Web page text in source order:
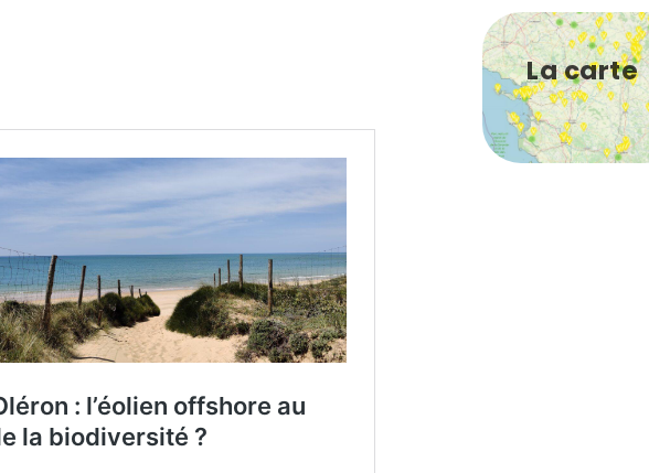
La carte